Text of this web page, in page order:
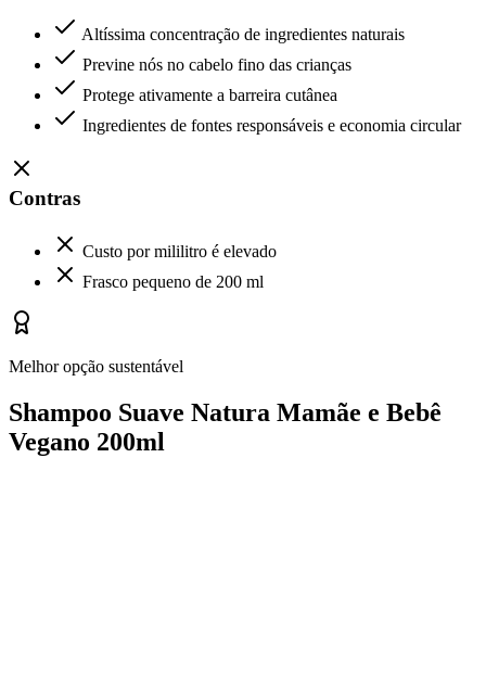
Altíssima concentração de ingredientes naturais
Previne nós no cabelo fino das crianças
Protege ativamente a barreira cutânea
Ingredientes de fontes responsáveis e economia circular
Contras
Custo por mililitro é elevado
Frasco pequeno de 200 ml
Melhor opção sustentável
Shampoo Suave Natura Mamãe e Bebê
Vegano 200ml